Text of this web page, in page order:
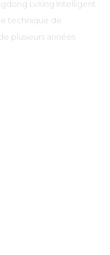
LvXing Intelligent
technique de
plusieurs années